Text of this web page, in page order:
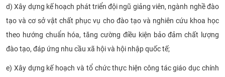
d) Xây dựng kế hoạch phát triển đội ngũ giảng viên, ngành nghề đào
tạo và cơ sở vật chất phục vụ cho đào tạo và nghiên cứu khoa học
theo hướng chuẩn hóa, tăng cường điều kiện bảo đảm chất lượng
đào tạo, đáp ứng nhu cầu xã hội và hội nhập quốc tế;
e) Xây dựng kế hoạch và tổ chức thực hiện công tác giáo dục chính